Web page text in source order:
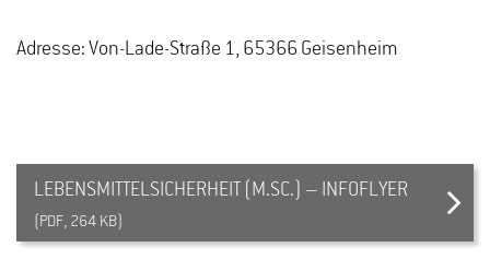
Adresse: Von-Lade-Straße 1, 65366 Geisenheim
LEBENSMITTELSICHERHEIT (M.SC.) – INFOFLYER
(PDF, 264 KB)